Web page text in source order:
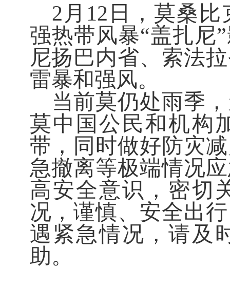
2月12日，莫桑
强热带风暴“盖扎尼
尼扬巴内省、索法
雷暴和强风。
当前莫仍处雨季
莫中国公民和机构
带，同时做好防灾
急撤离等极端情况
高安全意识，密切
况，谨慎、安全出
遇紧急情况，请及
助。